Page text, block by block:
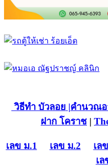
วิธีทำ บัวลอย |คำนวณอ
ฝาก โคราช |
เลข ม.1 เลข ม.2 เล
เ